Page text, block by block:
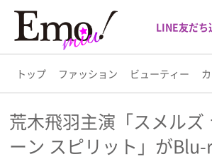
LINE友だち
トップ ファッション ビューティー
トップ
荒木飛羽主演「スメルズ
ーン スピリット」がBlu-